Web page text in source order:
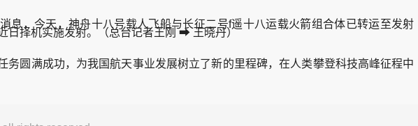
，今天，神舟十八号载人飞船与长征二号f遥十八运载火箭组合体已转运至发射
日择机实施发射。（总台记者王刚 ➡ 王晓丹）
圆满成功，为我国航天事业发展树立了新的里程碑，在人类攀登科技高峰征程中